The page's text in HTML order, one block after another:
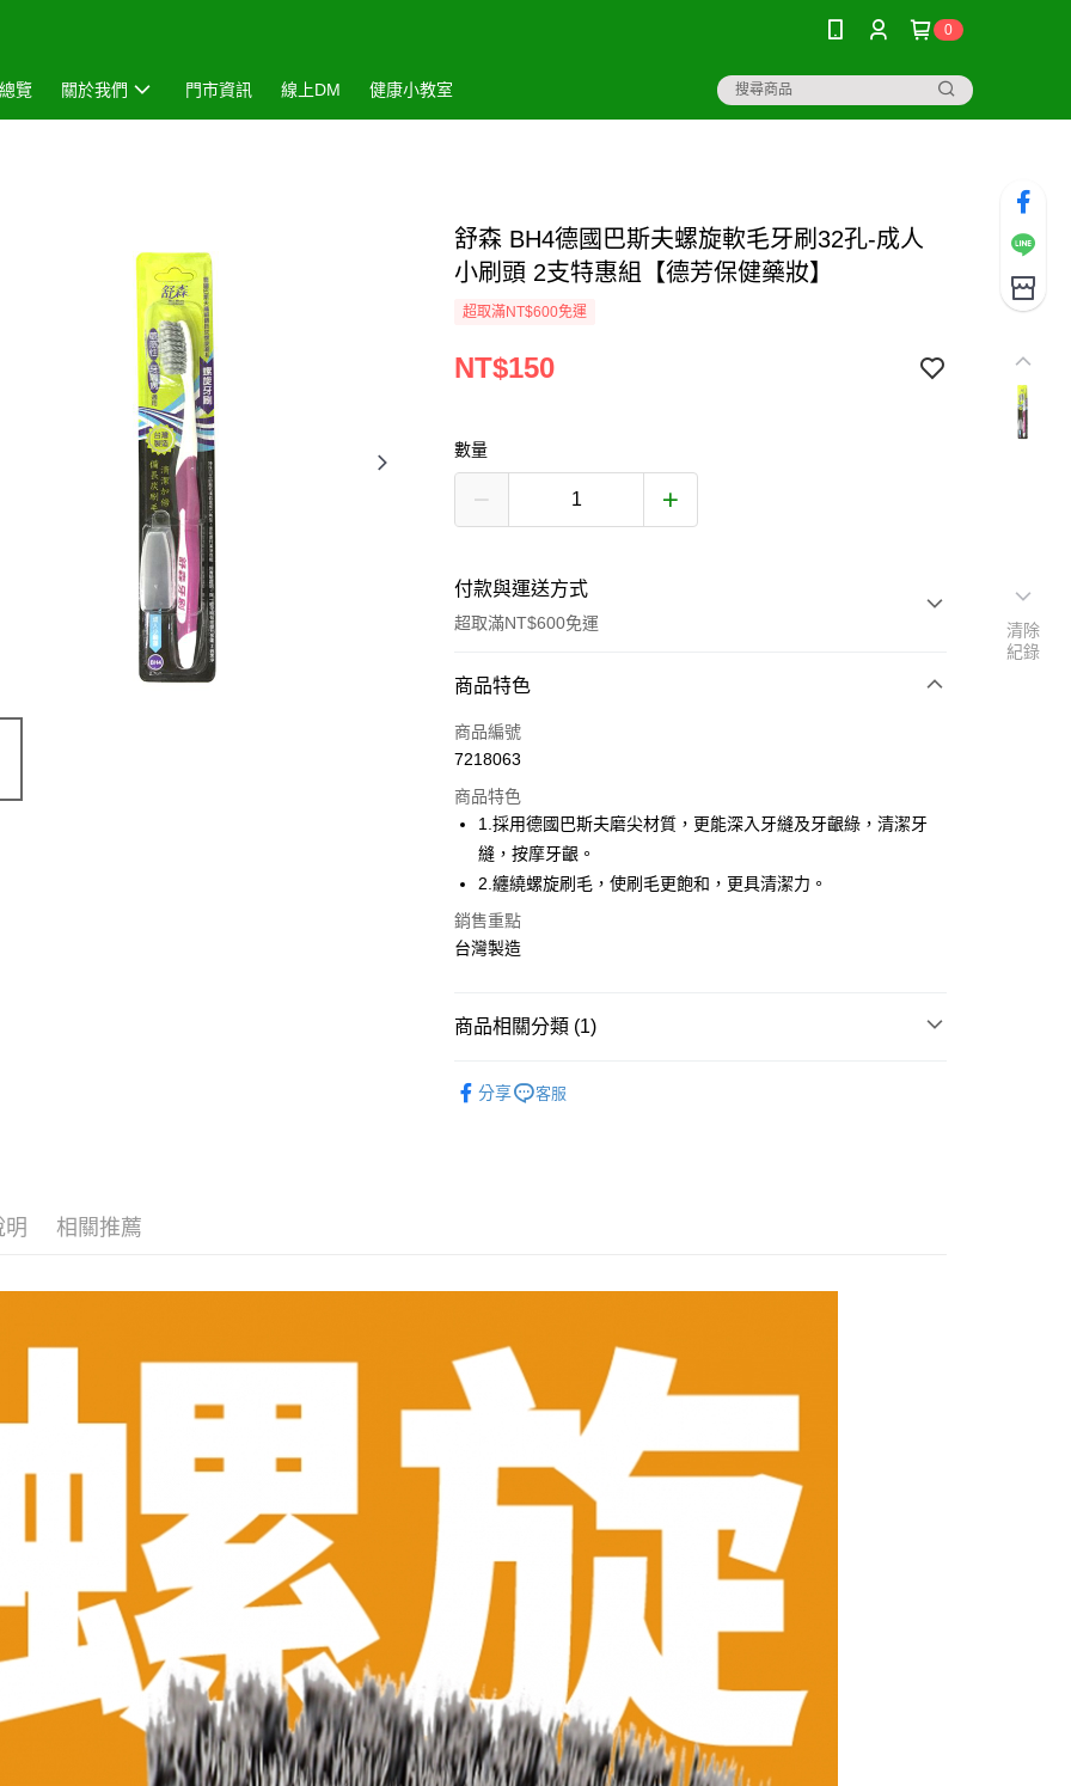
0
覽 關於我們 門市資訊 線上DM 健康小教室
舒森 BH4德國巴斯夫螺旋軟毛牙刷32孔-成人
小刷頭 2支特惠組【德芳保健藥妝】
超取滿NT$600免運
NT$150
數量
付款與運送方式
超取滿NT$600免運
付款方式
信用卡一次付款
LINE Pay
Apple Pay
悠遊付
相關說明
便利好安心！
絡購買商品的店家。未經商家同意取消之訂單仍視為有效，需透過AFTEE
先享後付繳納相關費用。
※ 交易是否成功請以「AFTEE先享後付 」之結帳頁面顯示為準，若有關於
是否繳費成功／繳費後需取消欲退款等相關疑問，請聯繫「AFTEE先享後
付客戶支援中心」https://netprotections.freshdesk.com/support/home
【注意事項】
１．透過由恩沛科技股份有限公司提供之「AFTEE先享後付」服務完成之
交易，需依本服務之必要範圍內提供個人資料，並將交易相關給付款項請
２．關於個人資料處理事宜，請瀏覽以下網址：
https://aftee.tw/terms/#terms3
３．未成年的使用者請事先徵得法定代理人或監護人之同意方可使用
「AFTEE先享後付」，若未經同意申辦者引起之損失，本公司不負相關責
任。
４．使用「AFTEE先享後付」時，將依據個別帳號之用戶狀況，依本公司
即時審查核予不同之上限額度；若仍有額度不足之情形，本公司將視審查
結果請求用戶進行身份認證。
５．嚴禁一人註冊多個帳號或使用他人資訊註冊。若發現惡意使用之情
形，恩沛科技股份有限公司將有權停止該用戶之使用額度並採取法律行
動。
每筆NT$70，滿NT$600(含以上)免運費
每筆NT$80，滿NT$600(含以上)免運費
付款後門市自取
商品特色
商品編號
7218063
商品特色
1.採用德國巴斯夫磨尖材質，更能深入牙縫及牙齦綠，清潔牙
縫，按摩牙齦。
2.纏繞螺旋刷毛，使刷毛更飽和，更具清潔力。
銷售重點
台灣製造
商品相關分類 (1)
分享
客服
明 相關推薦
清除
紀錄